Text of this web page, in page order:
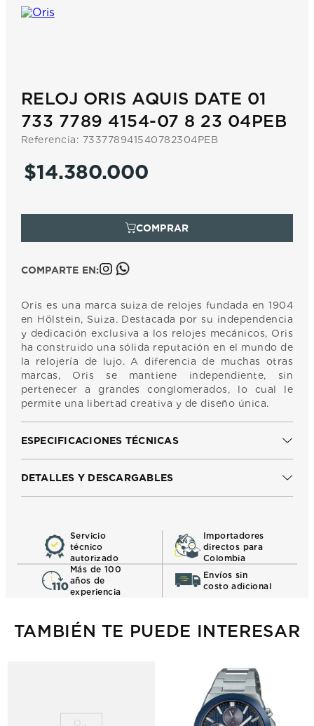
RELOJ ORIS AQUIS DATE 01
733 7789 4154-07 8 23 04PEB
Referencia: 733778941540782304PEB
$14.380.000
COMPARTE EN:
Oris es una marca suiza de relojes fundada en 1904
en Hölstein, Suiza. Destacada por su independencia
y dedicación exclusiva a los relojes mecánicos, Oris
ha construido una sólida reputación en el mundo de
la relojería de lujo. A diferencia de muchas otras
marcas, Oris se mantiene independiente, sin
pertenecer a grandes conglomerados, lo cual le
permite una libertad creativa y de diseño única.
ESPECIFICACIONES TÉCNICAS
DETALLES Y DESCARGABLES
Servicio
técnico
autorizado
Importadores
directos para
Colombia
Más de 100
años de
experiencia
Envíos sin
costo adicional
TAMBIÉN TE PUEDE INTERESAR